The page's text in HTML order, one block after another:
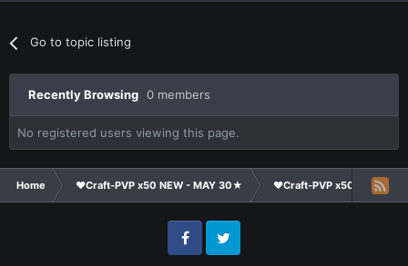
Go to topic listing
Recently Browsing 0 members
No registered users viewing this page.
Home ❤Craft-PVP x50 NEW - MAY 30★ ❤Craft-PVP x50★
FacebookTwitter